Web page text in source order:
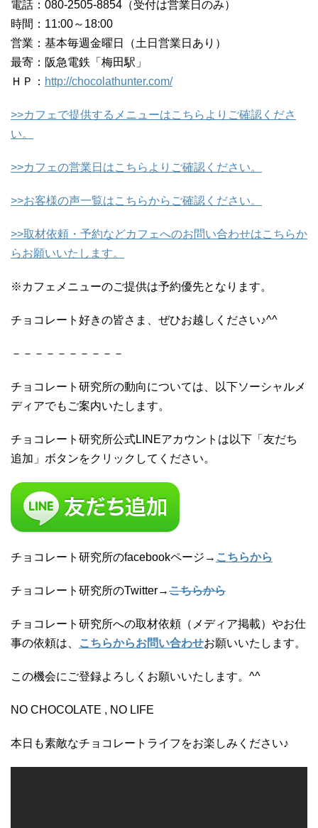
電話：080-2505-8854（受付は営業日のみ）
時間：11:00～18:00
営業：基本毎週金曜日（土日営業日あり）
最寄：阪急電鉄「梅田駅」
ＨＰ： http://chocolathunter.com/
>>カフェで提供するメニューはこちらよりご確認くださ
い。
>>カフェの営業日はこちらよりご確認ください。
>>お客様の声一覧はこちらからご確認ください。
>>取材依頼・予約などカフェへのお問い合わせはこちらか
らお願いいたします。
※カフェメニューのご提供は予約優先となります。
チョコレート好きの皆さま、ぜひお越しください♪^^
－－－－－－－－－－
チョコレート研究所の動向については、以下ソーシャルメ
ディアでもご案内いたします。
チョコレート研究所公式LINEアカウントは以下「友だち
追加」ボタンをクリックしてください。
チョコレート研究所のfacebookページ→ こちらから
チョコレート研究所のTwitter→こちらから
チョコレート研究所への取材依頼（メディア掲載）やお仕
事の依頼は、
こちらからお問い合わせお願いいたします。
この機会にご登録よろしくお願いいたします。^^
NO CHOCOLATE , NO LIFE
本日も素敵なチョコレートライフをお楽しみください♪